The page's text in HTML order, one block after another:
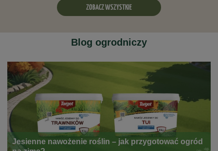
ZOBACZ WSZYSTKIE
Blog ogrodniczy
Jesienne nawożenie roślin – jak przygotować ogród